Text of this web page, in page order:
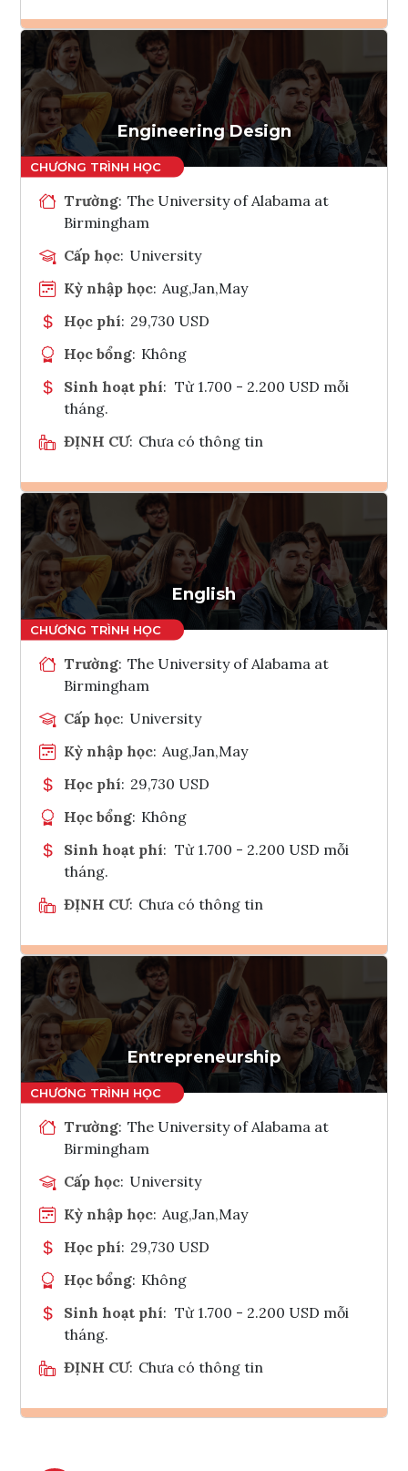
Ghi danh
Tham vấn Interlink
Engineering Design
Trường: The University of Alabama at
Birmingham
Cấp học: University
Kỳ nhập học: Aug,Jan,May
Học phí: 29,730 USD
Học bổng: Không
Sinh hoạt phí: Từ 1.700 - 2.200 USD mỗi
tháng.
ĐỊNH CƯ: Chưa có thông tin
Ghi danh
Tham vấn Interlink
English
Trường: The University of Alabama at
Birmingham
Cấp học: University
Kỳ nhập học: Aug,Jan,May
Học phí: 29,730 USD
Học bổng: Không
Sinh hoạt phí: Từ 1.700 - 2.200 USD mỗi
tháng.
ĐỊNH CƯ: Chưa có thông tin
Ghi danh
Tham vấn Interlink
Entrepreneurship
Trường: The University of Alabama at
Birmingham
Cấp học: University
Kỳ nhập học: Aug,Jan,May
Học phí: 29,730 USD
Học bổng: Không
Sinh hoạt phí: Từ 1.700 - 2.200 USD mỗi
tháng.
ĐỊNH CƯ: Chưa có thông tin